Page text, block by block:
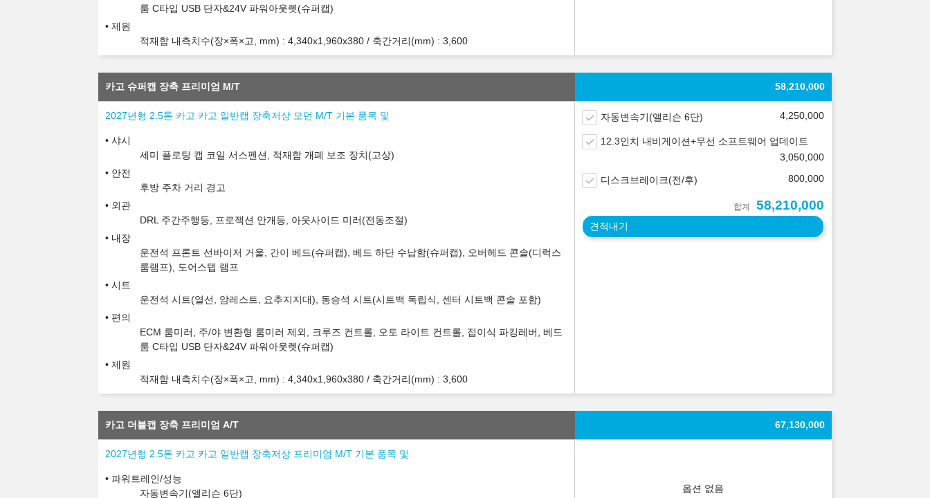
룸 C타입 USB 단자&24V 파워아웃렛(슈퍼캡)
제원
적재함 내측치수(장×폭×고, mm) : 4,340x1,960x380 / 축간거리(mm) : 3,600
카고 슈퍼캡 장축 프리미엄 M/T 58,210,000
2027년형 2.5톤 카고 카고 일반캡 장축저상 모던 M/T 기본 품목 및
샤시
세미 플로팅 캡 코일 서스펜션, 적재함 개폐 보조 장치(고상)
안전
후방 주차 거리 경고
외관
DRL 주간주행등, 프로젝션 안개등, 아웃사이드 미러(전동조절)
내장
운전석 프론트 선바이저 거울, 간이 베드(슈퍼캡), 베드 하단 수납함(슈퍼캡), 오버헤드 콘솔(디럭스
룸램프), 도어스텝 램프
시트
운전석 시트(열선, 암레스트, 요추지지대), 동승석 시트(시트백 독립식, 센터 시트백 콘솔 포함)
편의
ECM 룸미러, 주/야 변환형 룸미러 제외, 크루즈 컨트롤, 오토 라이트 컨트롤, 접이식 파킹레버, 베드
룸 C타입 USB 단자&24V 파워아웃렛(슈퍼캡)
제원
적재함 내측치수(장×폭×고, mm) : 4,340x1,960x380 / 축간거리(mm) : 3,600
자동변속기(앨리슨 6단) 4,250,000
12.3인치 내비게이션+무선 소프트웨어 업데이트
3,050,000
디스크브레이크(전/후) 800,000
합계 58,210,000
견적내기
카고 더블캡 장축 프리미엄 A/T 67,130,000
2027년형 2.5톤 카고 카고 일반캡 장축저상 프리미엄 M/T 기본 품목 및
파워트레인/성능
자동변속기(앨리슨 6단)
옵션 없음